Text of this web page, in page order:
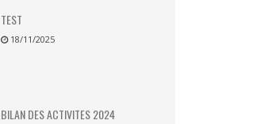
TEST
18/11/2025
BILAN DES ACTIVITES 2024